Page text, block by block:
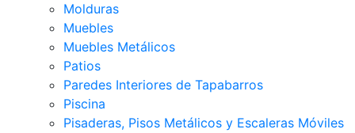
Molduras
Muebles
Muebles Metálicos
Patios
Paredes Interiores de Tapabarros
Piscina
Pisaderas, Pisos Metálicos y Escaleras Móviles